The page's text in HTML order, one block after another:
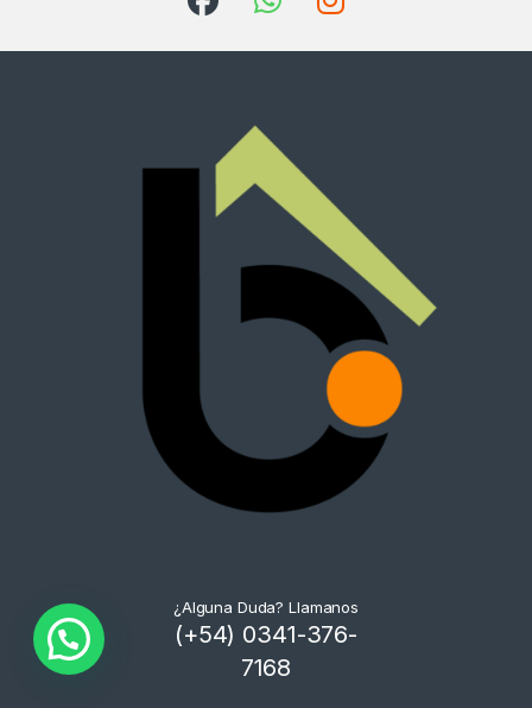
¿Alguna Duda? Llamanos
(+54) 0341-376-
7168